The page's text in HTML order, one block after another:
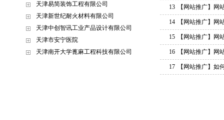
天津易简装饰工程有限公司
天津新世纪耐火材料有限公司
天津中创智讯工业产品设计有限公司
天津市安宁医院
天津南开大学蓖麻工程科技有限公司
【网站推广】 网
13
【网站推广】 网
14
【网站推广】 网
15
【网站推广】 网
16
【网站推广】 如
17